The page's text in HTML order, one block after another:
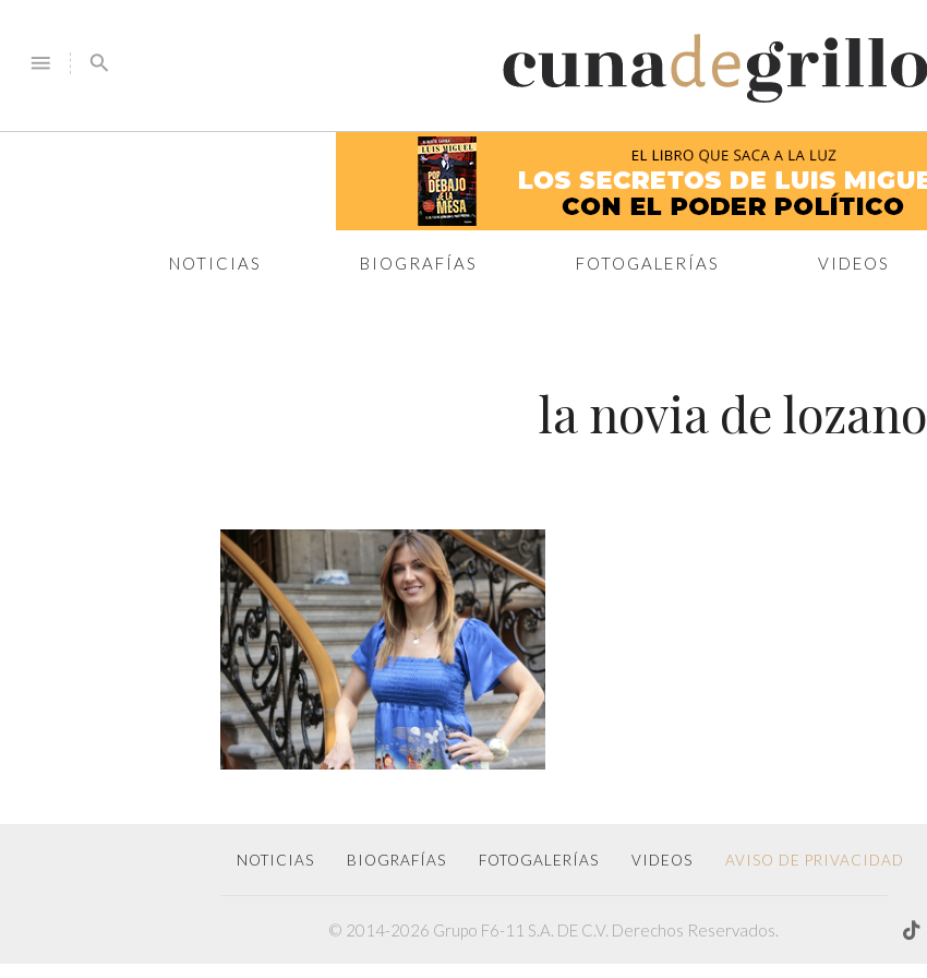
menu search
NOTICIAS BIOGRAFÍAS FOTOGALERÍAS VIDEOS
la novia de lozano
NOTICIAS BIOGRAFÍAS FOTOGALERÍAS VIDEOS AVISO DE PRIVACIDAD
© 2014-2026 Grupo F6-11 S.A. DE C.V. Derechos Reservados.